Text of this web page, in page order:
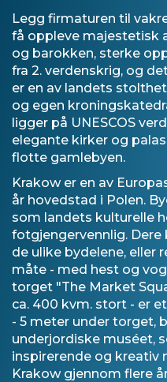
Legg firmaturen til
få oppleve majestetisk
og barokken, sterke
fra 2. verdenskrig, og
er en av landets
og egen
ligger på UNESCOS
elegante kirker og
flotte gamlebyen.
Krakow er en av
år hovedstad i Polen.
som landets kulturelle
fotgjengervennlig.
de ulike bydelene, eller
måte - med hest og
torget "The Market
ca. 400 kvm. stort - er
- 5 meter under torget,
underjordiske muséet,
inspirerende og kreativ
Krakow gjennom flere